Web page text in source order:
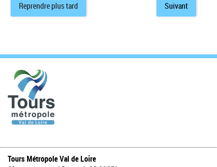
Suivant
Reprendre plus tard
Tours Métropole Val de Loire